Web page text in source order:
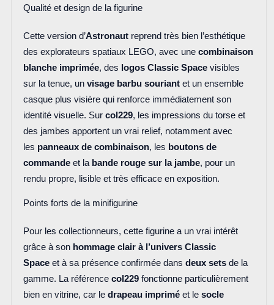
Qualité et design de la figurine
Cette version d’Astronautreprend très bien l’esthétique
des explorateurs spatiaux LEGO, avec une combinaison
blanche imprimée, des logos Classic Spacevisibles
sur la tenue, un visage barbu souriantet un ensemble
casque plus visière qui renforce immédiatement son
identité visuelle. Sur col229, les impressions du torse et
des jambes apportent un vrai relief, notamment avec
les panneaux de combinaison, les boutons de
commandeet la bande rouge sur la jambe, pour un
rendu propre, lisible et très efficace en exposition.
Points forts de la minifigurine
Pour les collectionneurs, cette figurine a un vrai intérêt
grâce à son hommage clair à l’univers Classic
Spaceet à sa présence confirmée dans deux setsde la
gamme. La référence col229fonctionne particulièrement
bien en vitrine, car le drapeau impriméet le socle